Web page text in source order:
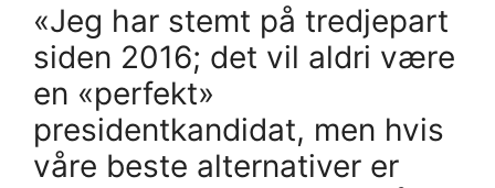
«Jeg har stemt på tredjepart
siden 2016; det vil aldri være
en «perfekt»
presidentkandidat, men hvis
våre beste alternativer er